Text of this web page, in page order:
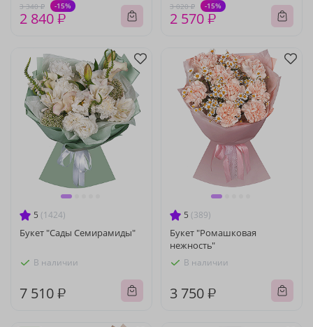
3 340 ₽ -15%
2 840 ₽
3 020 ₽ -15%
2 570 ₽
5 (1424)
Букет "Сады Семирамиды"
В наличии
7 510 ₽
5 (389)
Букет "Ромашковая
нежность"
В наличии
3 750 ₽